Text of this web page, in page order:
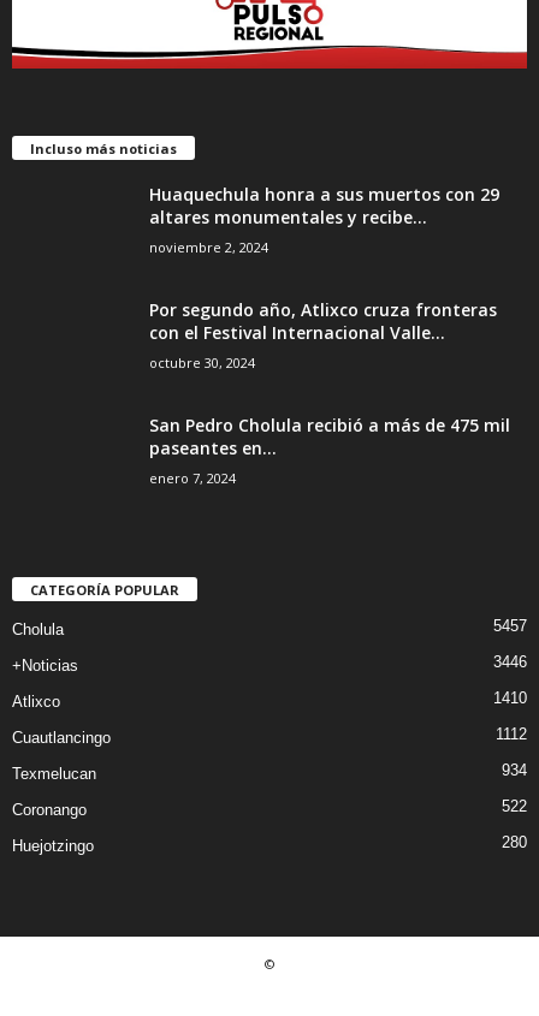
Incluso más noticias
Huaquechula honra a sus muertos con 29
altares monumentales y recibe...
noviembre 2, 2024
Por segundo año, Atlixco cruza fronteras
con el Festival Internacional Valle...
octubre 30, 2024
San Pedro Cholula recibió a más de 475 mil
paseantes en...
enero 7, 2024
CATEGORÍA POPULAR
Cholula 5457
+Noticias 3446
Atlixco 1410
Cuautlancingo 1112
Texmelucan 934
Coronango 522
Huejotzingo 280
©